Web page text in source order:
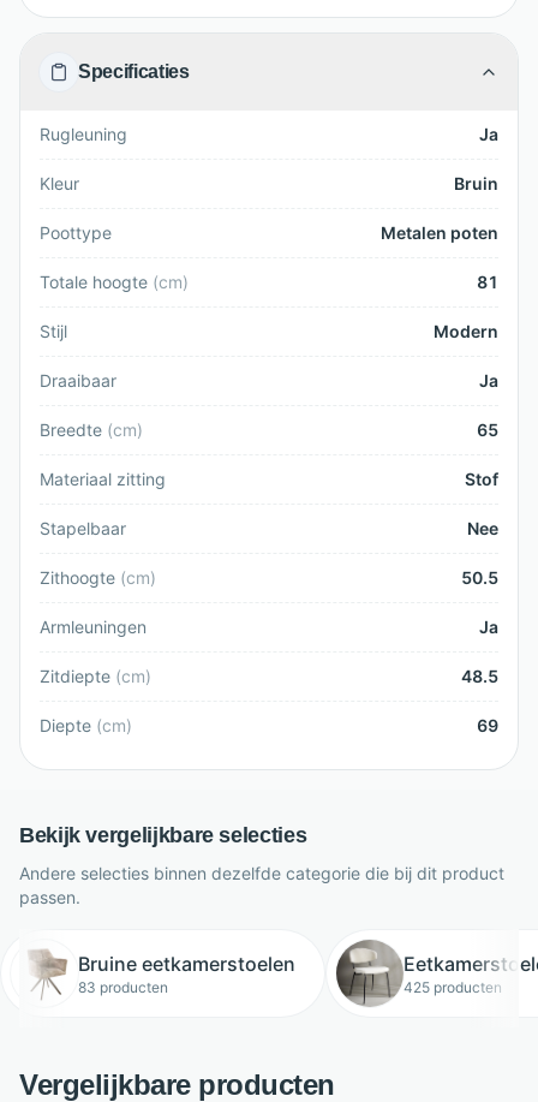
Specificaties
Rugleuning Ja
Kleur Bruin
Poottype Metalen poten
Totale hoogte (cm) 81
Stijl Modern
Draaibaar Ja
Breedte (cm) 65
Materiaal zitting Stof
Stapelbaar Nee
Zithoogte (cm) 50.5
Armleuningen Ja
Zitdiepte (cm) 48.5
Diepte (cm) 69
Bekijk vergelijkbare selecties
Andere selecties binnen dezelfde categorie die bij dit product
passen.
Bruine eetkamerstoelen
83 producten 425 producten
Vergelijkbare producten